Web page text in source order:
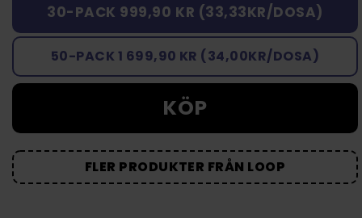
30-PACK 999,90 KR (33,33KR/DOSA)
50-PACK 1 699,90 KR (34,00KR/DOSA)
KÖP
FLER PRODUKTER FRÅN LOOP